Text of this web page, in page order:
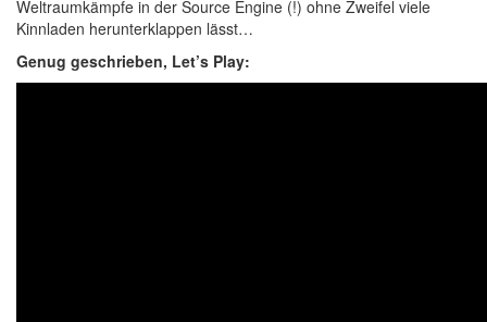
Weltraumkämpfe in der Source Engine (!) ohne Zweifel viele
Kinnladen herunterklappen lässt…
Genug geschrieben, Let’s Play: